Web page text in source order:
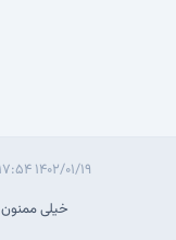
۱۴۰۲/۰۱/۱۹ ۱۷:۵۴
خیلی ممنون